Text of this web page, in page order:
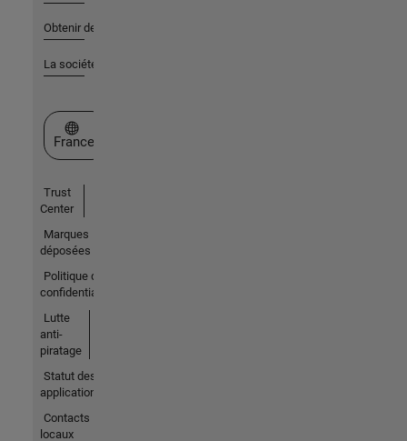
Obtenir de l'aide
La société
Sélectionner un site web
France
Trust
Center
Marques
déposées
Politique de
confidentialité
Lutte
anti-
piratage
Statut des
applications
Contacts
locaux